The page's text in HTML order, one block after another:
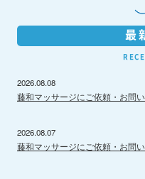
最
2026.08.08
藤和マッサージにご依頼・お問
2026.08.07
藤和マッサージにご依頼・お問